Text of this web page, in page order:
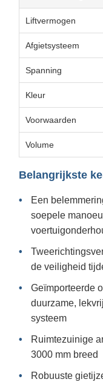
Liftvermogen
Afgietsysteem
Spanning
Kleur
Voorwaarden
Volume
Belangrijkste
Een
soepele
de veiligheid
Geïmporteerde
duurzame,
systeem
Ruimtezuinige
3000 mm breed
Robuuste